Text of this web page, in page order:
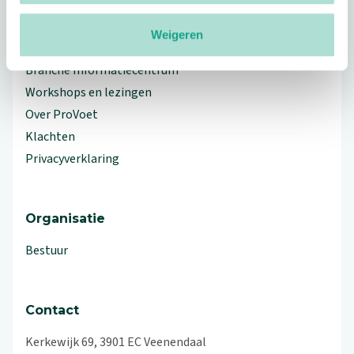
Weigeren
Branche Informatiecentrum
Workshops en lezingen
Over ProVoet
Klachten
Privacyverklaring
Organisatie
Bestuur
Contact
Kerkewijk 69, 3901 EC Veenendaal